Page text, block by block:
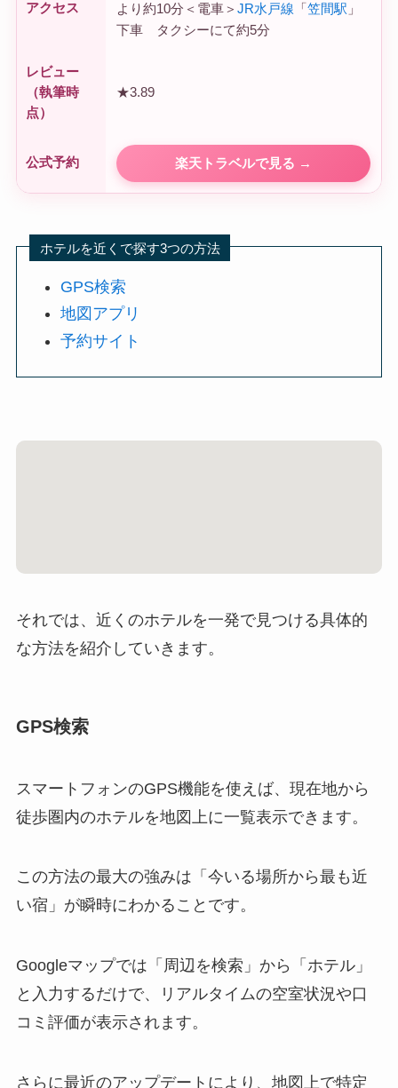
アクセス
より約10分＜電車＞ JR水戸線 「笠間駅 」
下車 タクシーにて約5分
レビュー
（執筆時
点）
★3.89
公式予約 楽天トラベルで見る →
ホテルを近くで探す3つの方法
GPS検索
地図アプリ
予約サイト
それでは、近くのホテルを一発で見つける具体的
な方法を紹介していきます。
GPS検索
スマートフォンのGPS機能を使えば、現在地から
徒歩圏内のホテルを地図上に一覧表示できます。
この方法の最大の強みは「今いる場所から最も近
い宿」が瞬時にわかることです。
Googleマップでは「周辺を検索」から「ホテル」
と入力するだけで、リアルタイムの空室状況や口
コミ評価が表示されます。
さらに最近のアップデートにより、地図上で特定